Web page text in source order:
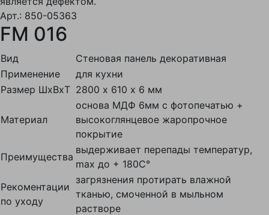
Арт.: 850-05363
FM 016
Вид
Стеновая панель декоративная
Применение
для кухни
Размер ШxВxТ 2800 х 610 х 6 мм
Материал
основа МДФ 6мм с фотопечатью +
высокоглянцевое жаропрочное
покрытие
Преимущества
выдерживает перепады температур,
max до + 180С°
Рекоментации
по уходу
загрязнения протирать влажной
тканью, смоченной в мыльном
растворе